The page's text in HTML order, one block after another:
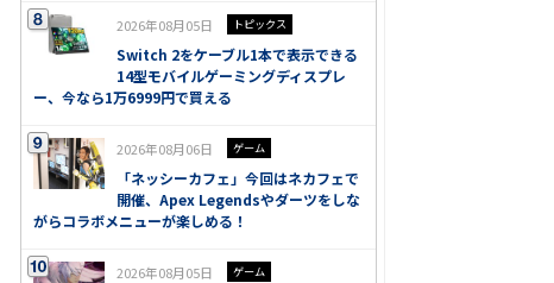
2026年08月05日 トピックス
Switch 2をケーブル1本で表示できる
14型モバイルゲーミングディスプレ
ー、今なら1万6999円で買える
2026年08月06日 ゲーム
「ネッシーカフェ」今回はネカフェで
開催、Apex Legendsやダーツをしな
がらコラボメニューが楽しめる！
2026年08月05日 ゲーム